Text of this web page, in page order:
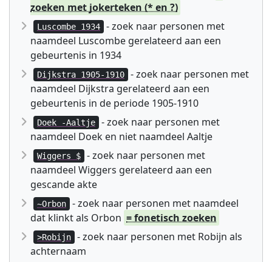
zoeken met jokerteken (* en ?)
Luscombe 1934
- zoek naar personen met
naamdeel Luscombe gerelateerd aan een
gebeurtenis in 1934
Dijkstra 1905-1910
- zoek naar personen met
naamdeel Dijkstra gerelateerd aan een
gebeurtenis in de periode 1905-1910
Doek -Aaltje
- zoek naar personen met
naamdeel Doek en niet naamdeel Aaltje
Wiggers $
- zoek naar personen met
naamdeel Wiggers gerelateerd aan een
gescande akte
~Orbon
- zoek naar personen met naamdeel
dat klinkt als Orbon = fonetisch zoeken
>Robijn
- zoek naar personen met Robijn als
achternaam